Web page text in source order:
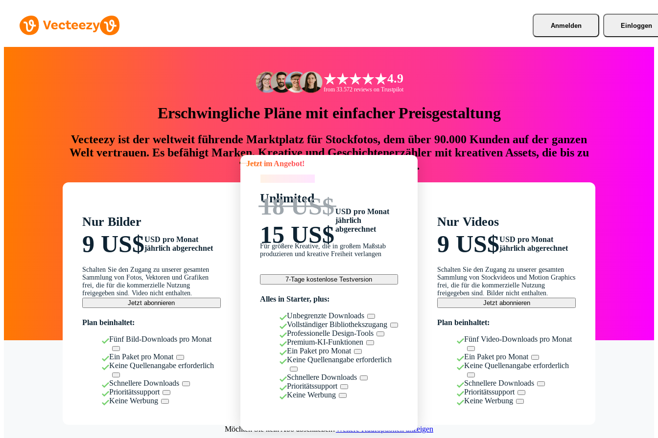
Anmelden Einloggen
4.9
from 33.572 reviews on Trustpilot
Erschwingliche Pläne mit einfacher Preisgestaltung
Vecteezy ist der weltweit führende Marktplatz für Stockfotos, dem über 90.000 Kunden auf der ganzen
Welt vertrauen. Es befähigt Marken, Kreative und Geschichtenerzähler mit kreativen Assets, die bis zu
76 % an Zeit und Budget einsparen.
Nur Bilder
9 US$USD pro Monat
jährlich abgerechnet
Schalten Sie den Zugang zu unserer gesamten
Sammlung von Fotos, Vektoren und Grafiken
frei, die für die kommerzielle Nutzung
freigegeben sind. Video nicht enthalten.
Jetzt abonnieren
Plan beinhaltet:
Fünf Bild-Downloads pro Monat
Ein Paket pro Monat
Keine Quellenangabe erforderlich
Schnellere Downloads
Prioritätssupport
Keine Werbung
Jetzt im Angebot!
Unlimited
18 US$
15 US$
USD pro Monat
jährlich
abgerechnet
Für größere Kreative, die in großem Maßstab
produzieren und kreative Freiheit verlangen
7-Tage kostenlose Testversion
Alles in Starter, plus:
Unbegrenzte Downloads
Vollständiger Bibliothekszugang
Professionelle Design-Tools
Premium-KI-Funktionen
Ein Paket pro Monat
Keine Quellenangabe erforderlich
Schnellere Downloads
Prioritätssupport
Keine Werbung
Nur Videos
9 US$USD pro Monat
jährlich abgerechnet
Schalten Sie den Zugang zu unserer gesamten
Sammlung von Stockvideos und Motion Graphics
frei, die für die kommerzielle Nutzung
freigegeben sind. Bilder nicht enthalten.
Jetzt abonnieren
Plan beinhaltet:
Fünf Video-Downloads pro Monat
Ein Paket pro Monat
Keine Quellenangabe erforderlich
Schnellere Downloads
Prioritätssupport
Keine Werbung
Möchten Sie kein Abo abschließen?Weitere Kaufoptionen anzeigen